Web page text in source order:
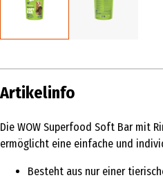
Artikelinfo
Die WOW Superfood Soft Bar mit
ermöglicht eine einfache und
Besteht aus nur einer